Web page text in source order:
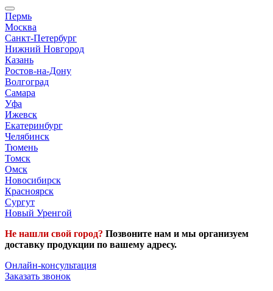
Пермь
Москва
Санкт-Петербург
Нижний Новгород
Казань
Ростов-на-Дону
Волгоград
Самара
Уфа
Ижевск
Екатеринбург
Челябинск
Тюмень
Томск
Омск
Новосибирск
Красноярск
Сургут
Новый Уренгой
Не нашли свой город? Позвоните нам и мы организуем
доставку продукции по вашему адресу.
Онлайн-консультация
Заказать звонок